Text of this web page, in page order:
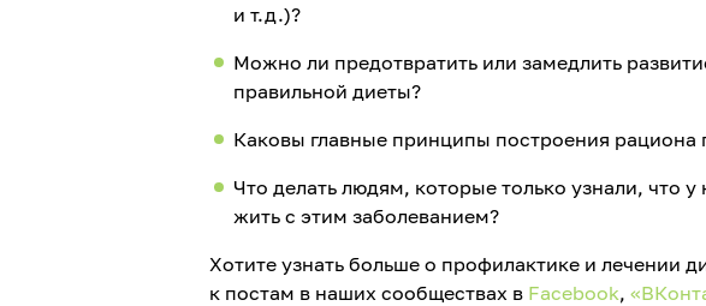
и т.д.)?
Можно ли предотвратить или замедлить
правильной диеты?
Каковы главные принципы построения рациона
Что делать людям, которые только узнали, что
жить с этим заболеванием?
Хотите узнать больше о профилактике и лечении
к постам в наших сообществах в Facebook,